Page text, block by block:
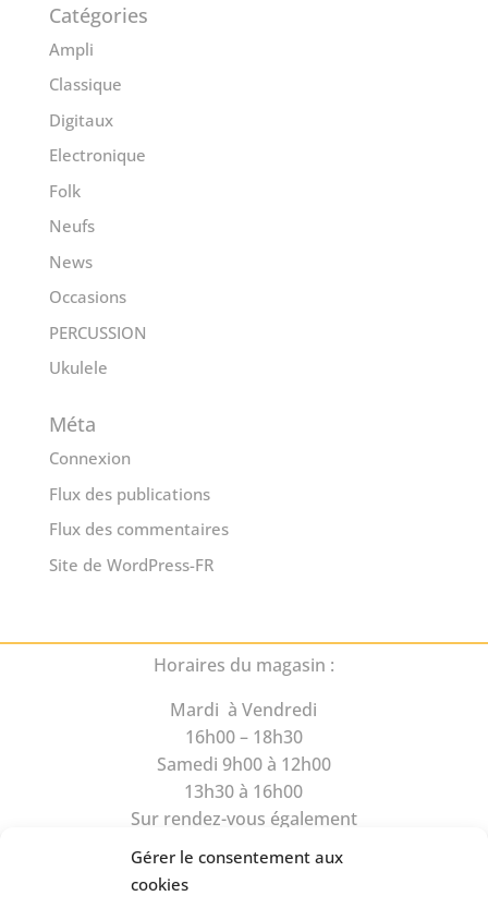
Gérer le consentement aux
cookies
Catégories
Ampli
Classique
Digitaux
Electronique
Folk
Neufs
News
Occasions
PERCUSSION
Ukulele
Méta
Connexion
Flux des publications
Flux des commentaires
Site de WordPress-FR
Horaires du magasin :
Mardi à Vendredi
16h00 – 18h30
Samedi 9h00 à 12h00
13h30 à 16h00
Sur rendez-vous également